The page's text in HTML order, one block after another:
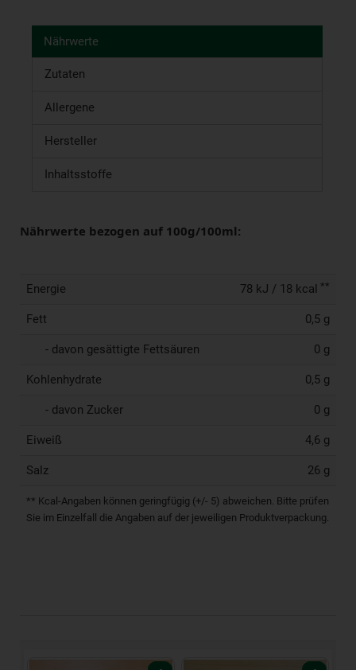
Nährwerte
Zutaten
Allergene
Hersteller
Inhaltsstoffe
Nährwerte bezogen auf 100g/100ml:
Energie 78 kJ / 18 kcal **
Fett 0,5 g
- davon gesättigte Fettsäuren 0 g
Kohlenhydrate 0,5 g
- davon Zucker 0 g
Eiweiß 4,6 g
Salz 26 g
** Kcal-Angaben können geringfügig (+/- 5) abweichen. Bitte prüfen
Sie im Einzelfall die Angaben auf der jeweiligen Produktverpackung.